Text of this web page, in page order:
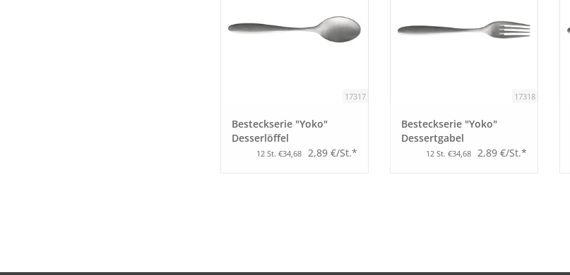
17317
Besteckserie "Yoko"
Desserlöffel
12 St. €34,68 2,89 €/St.*
17318
Besteckserie "Yoko"
Dessertgabel
12 St. €34,68 2,89 €/St.*